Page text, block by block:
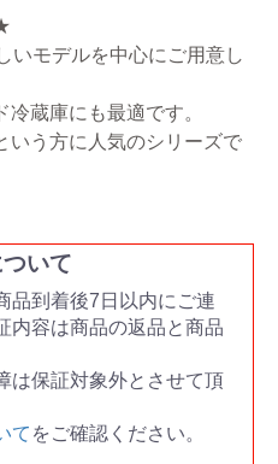
いモデルを中心にご用意し
蔵庫にも最適です。
いう方に人気のシリーズで
いて
品到着後7日以内にご連
内容は商品の返品と商品
は保証対象外とさせて頂
て をご確認ください。